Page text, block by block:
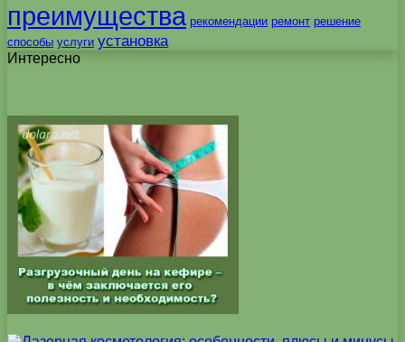
преимущества рекомендации ремонт решение
способы услуги установка
Интересно